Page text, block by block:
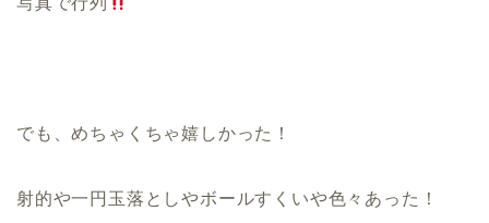
でも、めちゃくちゃ嬉しかった！
射的や一円玉落としやボールすくいや色々あった！